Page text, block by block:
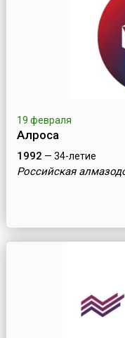
19 февраля
Алроса
1992 — 34-летие
Российская